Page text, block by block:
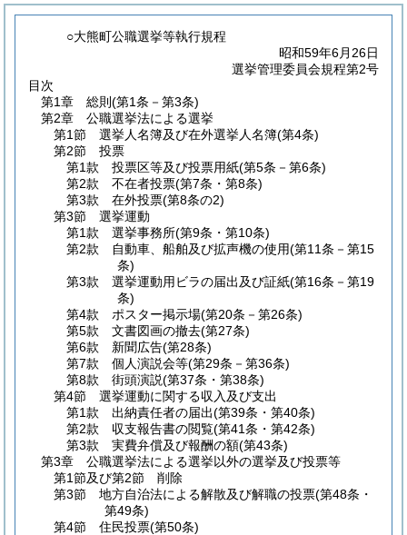
○大熊町公職選挙等執行規程
昭和59年6月26日
選挙管理委員会規程第2号
目次
第1章
総則 (第1条－第3条)
第2章
公職選挙法による選挙
第1節
選挙人名簿及び在外選挙人名簿(第4条)
第2節
投票
第1款
投票区等及び投票用紙(第5条－第6条)
第2款
不在者投票(第7条・第8条)
第3款
在外投票(第8条の2)
第3節
選挙運動
第1款
選挙事務所(第9条・第10条)
第2款
自動車、船舶及び拡声機の使用(第11条－第15
条)
第3款
選挙運動用ビラの届出及び証紙(第16条－第19
条)
第4款
ポスター掲示場(第20条－第26条)
第5款
文書図画の撤去(第27条)
第6款
新聞広告(第28条)
第7款
個人演説会等(第29条－第36条)
第8款
街頭演説(第37条・第38条)
第4節
選挙運動に関する収入及び支出
第1款
出納責任者の届出(第39条・第40条)
第2款
収支報告書の閲覧(第41条・第42条)
第3款
実費弁償及び報酬の額(第43条)
第3章
公職選挙法による選挙以外の選挙及び投票等
第1節及び第2節
削除
第3節
地方自治法による解散及び解職の投票(第48条・
第49条)
第4節
住民投票(第50条)